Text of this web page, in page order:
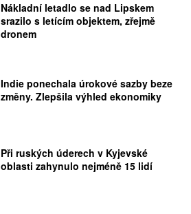
Nákladní letadlo se nad Lipskem
srazilo s letícím objektem, zřejmě
dronem
Indie ponechala úrokové sazby beze
změny. Zlepšila výhled ekonomiky
Při ruských úderech v Kyjevské
oblasti zahynulo nejméně 15 lidí